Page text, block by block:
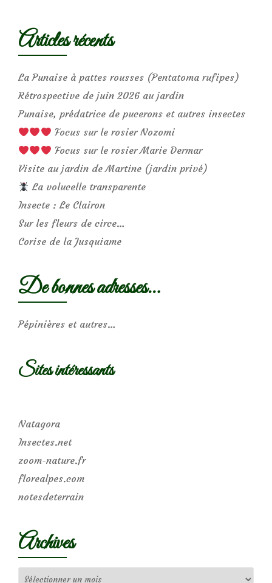
Articles récents
La Punaise à pattes rousses (Pentatoma rufipes)
Rétrospective de juin 2026 au jardin
Punaise, prédatrice de pucerons et autres insectes
Focus sur le rosier Nozomi
Focus sur le rosier Marie Dermar
Visite au jardin de Martine (jardin privé)
La volucelle transparente
Insecte : Le Clairon
Sur les fleurs de circe…
Corise de la Jusquiame
De bonnes adresses…
Pépinières et autres…
Sites intéressants
Natagora
Insectes.net
zoom-nature.fr
florealpes.com
notesdeterrain
Archives